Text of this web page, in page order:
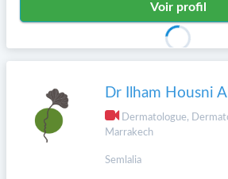
Voir profil
Dr Ilham Housni
Dermatologue,
Marrakech
Semlalia